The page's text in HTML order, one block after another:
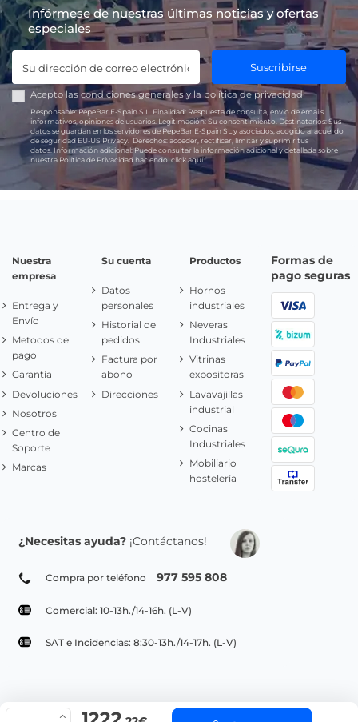
Infórmese de nuestras últimas noticias y ofertas
especiales
Suscribirse
Acepto las condiciones generales y lapolítica de privacidad
Responsable:PepeBar E-Spain S.L. Finalidad: Respuesta de consulta, envío de emails
informativos, opiniones de usuarios. Legitimación: Su consentimiento. Destinatarios: Sus
datos se guardan en los servidores de PepeBar E-Spain SL y asociados, acogido al acuerdo
de seguridad EU-US Privacy.
Derechos: acceder, rectificar, limitar y suprimir tus
datos. Información adicional:Puede consultar la información adicional y detallada sobre
nuestra Política de Privacidad haciendoclick aquí.
Nuestra
empresa
Entrega y
Envío
Metodos de
pago
Garantía
Devoluciones
Nosotros
Centro de
Soporte
Marcas
Su cuenta
Datos
personales
Historial de
pedidos
Factura por
abono
Direcciones
Productos
Hornos
industriales
Neveras
Industriales
Vitrinas
expositoras
Lavavajillas
industrial
Cocinas
Industriales
Mobiliario
hostelería
Formas de
pago seguras
¿Necesitas ayuda? ¡Contáctanos!
Compra por teléfono 977 595 808
Comercial: 10-13h./14-16h. (L-V)
SAT e Incidencias: 8:30-13h./14-17h. (L-V)
© Copyright 2022 PepeBar.com |
Aviso legal y